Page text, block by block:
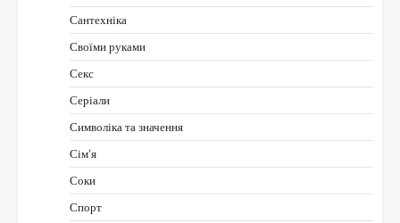
Сантехніка
Своїми руками
Секс
Серіали
Символіка та значення
Сім’я
Соки
Спорт